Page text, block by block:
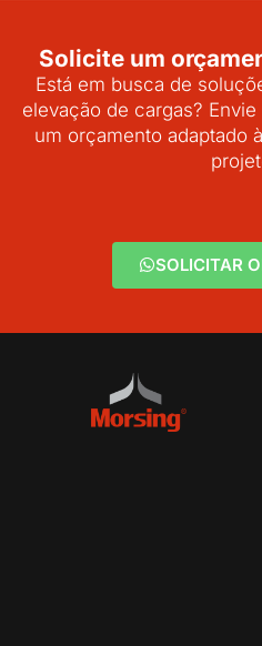
Solicite um
Está em busca de
elevação de cargas?
um orçamento adaptado
SOLICITAR